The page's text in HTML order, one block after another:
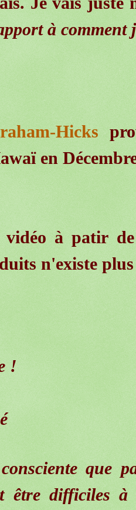
à comment
Hicks
en
à patir de
n'existe
!
que
être difficiles